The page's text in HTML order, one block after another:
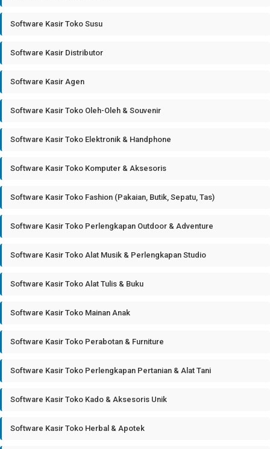
Software Kasir Toko Susu
Software Kasir Distributor
Software Kasir Agen
Software Kasir Toko Oleh-Oleh & Souvenir
Software Kasir Toko Elektronik & Handphone
Software Kasir Toko Komputer & Aksesoris
Software Kasir Toko Fashion (Pakaian, Butik, Sepatu, Tas)
Software Kasir Toko Perlengkapan Outdoor & Adventure
Software Kasir Toko Alat Musik & Perlengkapan Studio
Software Kasir Toko Alat Tulis & Buku
Software Kasir Toko Mainan Anak
Software Kasir Toko Perabotan & Furniture
Software Kasir Toko Perlengkapan Pertanian & Alat Tani
Software Kasir Toko Kado & Aksesoris Unik
Software Kasir Toko Herbal & Apotek